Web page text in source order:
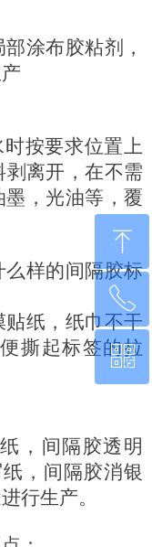
涂布胶粘剂，
按要求位置上
离开，在不需
，光油等，覆
么样的间隔胶标
纸，纸巾不干
撕起标签的拉
，间隔胶透明
，间隔胶消银
行生产。
ꁸ
回到顶部
ꂅ
0760-22220651
ꀥ